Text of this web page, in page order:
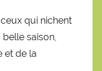
qui nichent
saison,
et de la